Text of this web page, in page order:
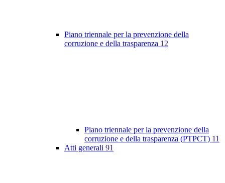
Piano triennale per la prevenzione della
corruzione e della trasparenza 12
Piano triennale per la prevenzione della
corruzione e della trasparenza (PTPCT) 11
Atti generali 91